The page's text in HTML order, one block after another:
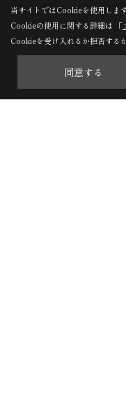
当サイトではCookieを使用します
Cookieの使用に関する詳細は 「
Cookieを受け入れるか拒否する
同意する